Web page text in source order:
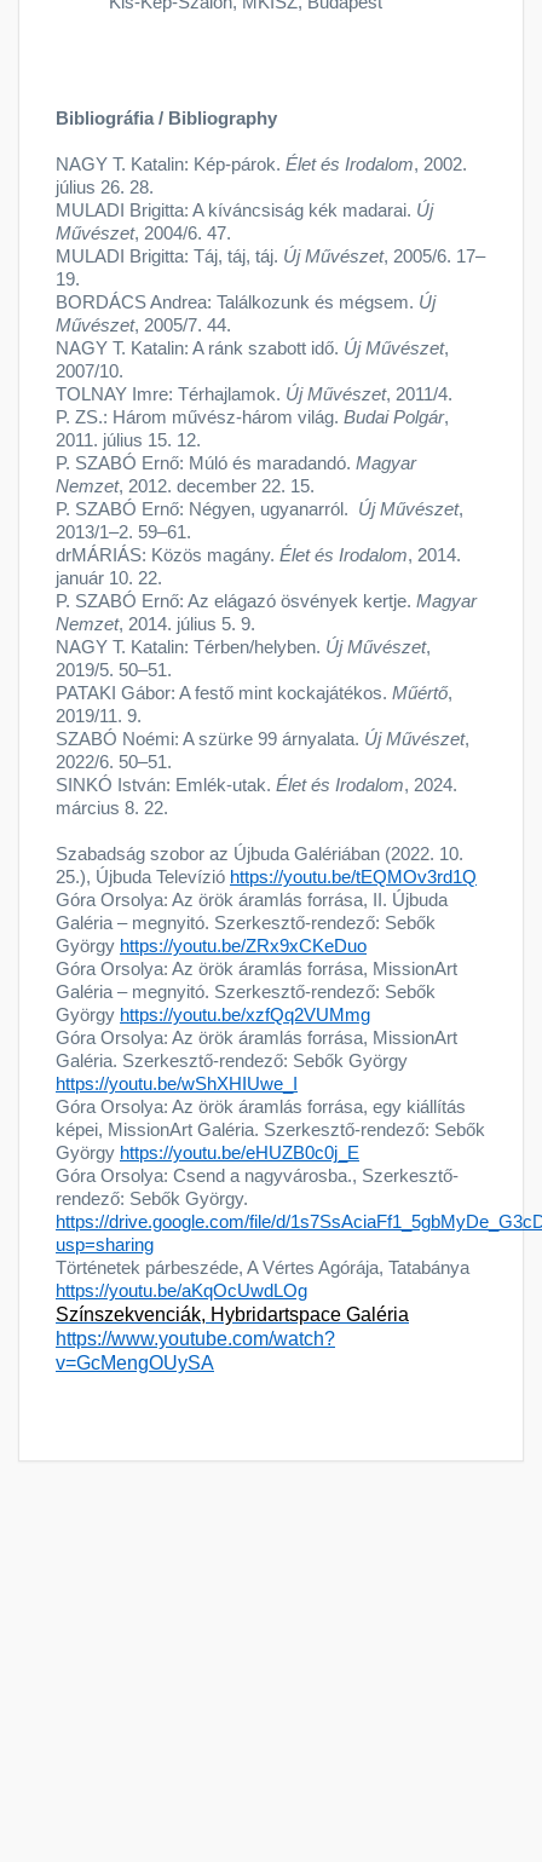
Bibliográfia / Bibliography
NAGY T. Katalin: Kép-párok. Élet és Irodalom, 2002.
július 26. 28.
MULADI Brigitta: A kíváncsiság kék madarai. Új
Művészet, 2004/6. 47.
MULADI Brigitta: Táj, táj, táj. Új Művészet, 2005/6. 17–
19.
BORDÁCS Andrea: Találkozunk és mégsem. Új
Művészet, 2005/7. 44.
NAGY T. Katalin: A ránk szabott idő. Új Művészet,
2007/10.
TOLNAY Imre: Térhajlamok. Új Művészet, 2011/4.
P. ZS.: Három művész-három világ. Budai Polgár,
2011. július 15. 12.
P. SZABÓ Ernő: Múló és maradandó. Magyar
Nemzet, 2012. december 22. 15.
P. SZABÓ Ernő: Négyen, ugyanarról. Új Művészet,
2013/1–2. 59–61.
drMÁRIÁS: Közös magány. Élet és Irodalom, 2014.
január 10. 22.
P. SZABÓ Ernő: Az elágazó ösvények kertje. Magyar
Nemzet, 2014. július 5. 9.
NAGY T. Katalin: Térben/helyben. Új Művészet,
2019/5. 50–51.
PATAKI Gábor: A festő mint kockajátékos. Műértő,
2019/11. 9.
SZABÓ Noémi: A szürke 99 árnyalata. Új Művészet,
2022/6. 50–51.
SINKÓ István: Emlék-utak. Élet és Irodalom, 2024.
március 8. 22.
Szabadság szobor az Újbuda Galériában (2022. 10.
25.), Újbuda Televízió https://youtu.be/tEQMOv3rd1Q
Góra Orsolya: Az örök áramlás forrása, II. Újbuda
Galéria – megnyitó. Szerkesztő-rendező: Sebők
György https://youtu.be/ZRx9xCKeDuo
Góra Orsolya: Az örök áramlás forrása, MissionArt
Galéria – megnyitó. Szerkesztő-rendező: Sebők
György https://youtu.be/xzfQq2VUMmg
Góra Orsolya: Az örök áramlás forrása, MissionArt
Galéria. Szerkesztő-rendező: Sebők György
https://youtu.be/wShXHIUwe_I
Góra Orsolya: Az örök áramlás forrása, egy kiállítás
képei, MissionArt Galéria. Szerkesztő-rendező: Sebők
György https://youtu.be/eHUZB0c0j_E
Góra Orsolya: Csend a nagyvárosba., Szerkesztő-
rendező: Sebők György.
https://drive.google.com/file/d/
usp=sharing
Történetek párbeszéde, A Vértes Agórája, Tatabánya
https://youtu.be/aKqOcUwdLOg
Színszekvenciák, Hybridartspace Galéria
https://www.youtube.com/watch?
v=GcMengOUySA